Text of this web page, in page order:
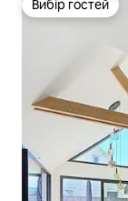
Вибір гостей
Вибір гостей